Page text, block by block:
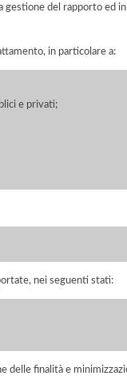
del rapporto ed
in particolare a:
e privati;
nei seguenti stati:
finalità e